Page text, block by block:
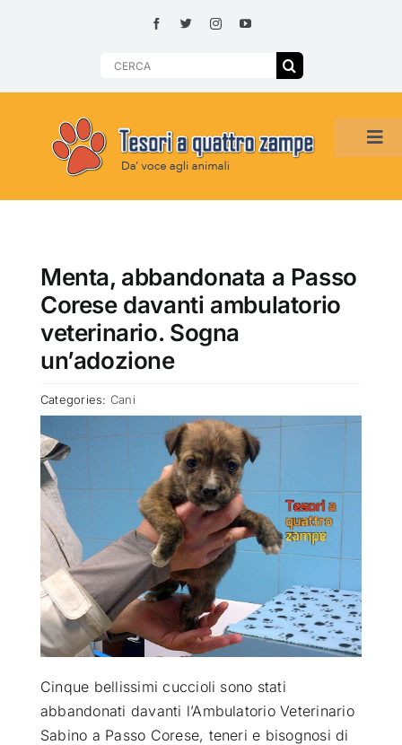
Search
HOME
SMARRITI O DA ADOTTARE
ATTUALITÀ
VIDEO
CHI SIAMO
RUBRICHE
SEMPRE CON ME
Menta, abbandonata a Passo
Corese davanti ambulatorio
veterinario. Sogna
un’adozione
Categories: Cani
Cinque bellissimi cuccioli sono stati
abbandonati davanti l’Ambulatorio Veterinario
Sabino a Passo Corese, teneri e bisognosi di